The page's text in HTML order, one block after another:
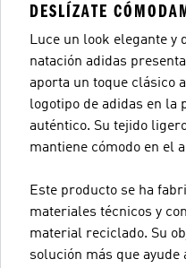
DESLÍZATE
Luce un look elegante y
natación adidas
aporta un toque clásico
logotipo de adidas en la
auténtico. Su tejido
mantiene cómodo en el
Este producto se ha
materiales técnicos y
material reciclado. Su
solución más que